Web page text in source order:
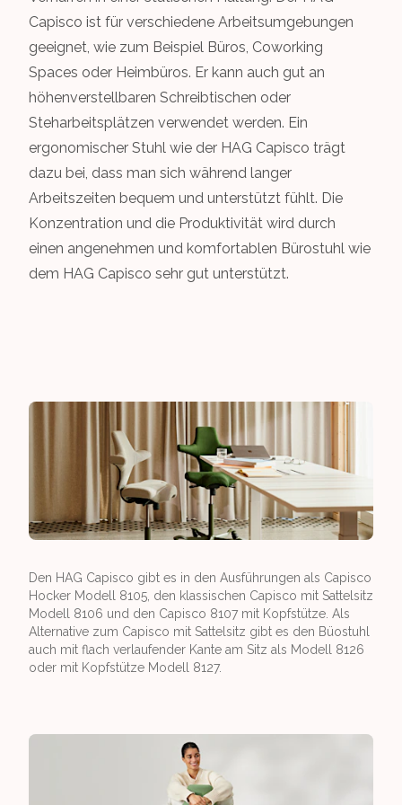
Capisco ist für verschiedene Arbeitsumgebungen
geeignet, wie zum Beispiel Büros, Coworking
Spaces oder Heimbüros. Er kann auch gut an
höhenverstellbaren Schreibtischen oder
Steharbeitsplätzen verwendet werden. Ein
ergonomischer Stuhl wie der HAG Capisco trägt
dazu bei, dass man sich während langer
Arbeitszeiten bequem und unterstützt fühlt. Die
Konzentration und die Produktivität wird durch
einen angenehmen und komfortablen Bürostuhl wie
dem HAG Capisco sehr gut unterstützt.
Den HAG Capisco gibt es in den Ausführungen als Capisco
Hocker Modell 8105, den klassischen Capisco mit Sattelsitz
Modell 8106 und den Capisco 8107 mit Kopfstütze. Als
Alternative zum Capisco mit Sattelsitz gibt es den Büostuhl
auch mit flach verlaufender Kante am Sitz als Modell 8126
oder mit Kopfstütze Modell 8127.